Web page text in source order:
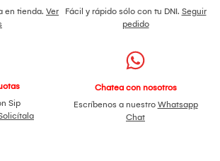
en tienda. Ver
Fácil y rápido sólo con tu DNI. Seguir
pedido
Sip
Chatea con nosotros
Escríbenos a nuestro Whatsapp
Chat